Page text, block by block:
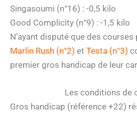
Singasoumi (n°16) : -0,5 kilo
Good Complicity (n°9) : -1,5 kilo
N’ayant disputé que des courses
Marlin Rush (n°2) et Testa (n°3)
premier gros handicap de leur
Les conditions de
Gros handicap (référence +22)